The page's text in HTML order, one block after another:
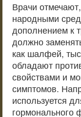
Врачи
народными
дополнением к
должно
как шалфей,
обладают
свойствами и
симптомов.
используется
гормонального